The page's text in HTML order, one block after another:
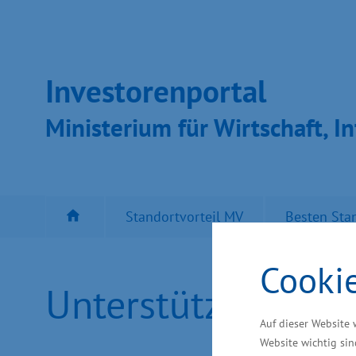
Auf dieser
Website wichtig
Inves­toren­por­tal
Ministeri­um für Wirt­schaft,
Standortvorteil MV Besten
Unterstützung